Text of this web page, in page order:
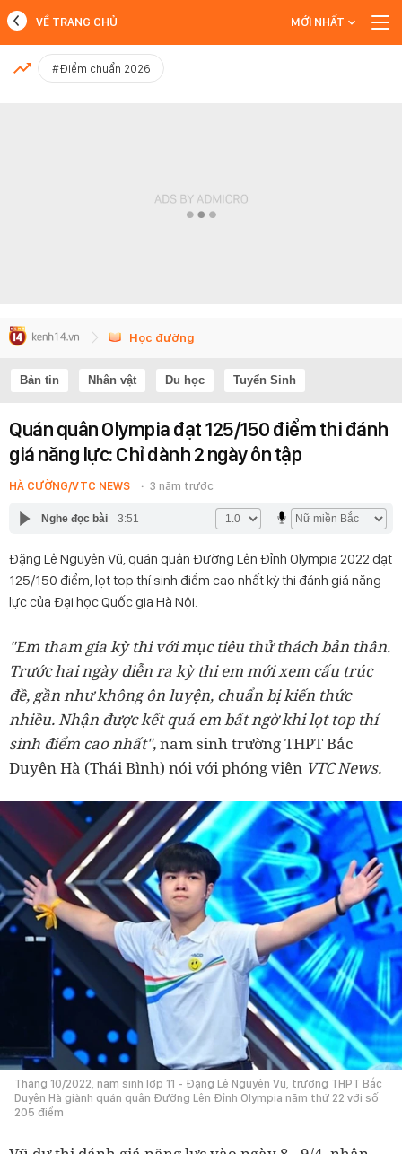
MỚI NHẤT
VỀ TRANG CHỦ MỚI NHẤT
#Điểm chuẩn 2026
Học đường
Bản tin Nhân vật Du học Tuyển Sinh
Quán quân Olympia đạt 125/150 điểm thi đánh
giá năng lực: Chỉ dành 2 ngày ôn tập
HÀ CƯỜNG/VTC NEWS 3 năm trước
Nghe đọc bài 3:51
Đặng Lê Nguyên Vũ, quán quân Đường Lên Đỉnh Olympia 2022 đạt
125/150 điểm, lọt top thí sinh điểm cao nhất kỳ thi đánh giá năng
lực của Đại học Quốc gia Hà Nội.
"Em tham gia kỳ thi với mục tiêu thử thách bản thân.
Trước hai ngày diễn ra kỳ thi em mới xem cấu trúc
đề, gần như không ôn luyện, chuẩn bị kiến thức
nhiều. Nhận được kết quả em bất ngờ khi lọt top thí
sinh điểm cao nhất",nam sinh trường THPT Bắc
Duyên Hà (Thái Bình) nói với phóng viên VTC News.
Tháng 10/2022, nam sinh lớp 11 - Đặng Lê Nguyên Vũ, trường THPT Bắc
Duyên Hà giành quán quân Đường Lên Đỉnh Olympia năm thứ 22 với số
205 điểm